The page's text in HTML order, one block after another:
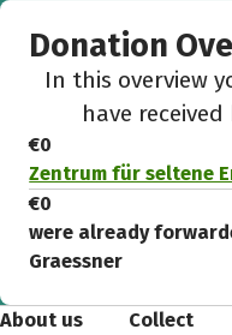
Donation
In this overview
have
€0
Zentrum für seltene
€0
were already
Graessner
About us
Collect